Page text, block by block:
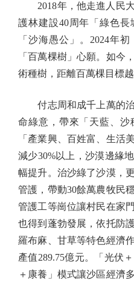
2018年，他走進人民大
護林建設40周年「綠色
「沙海愚公」。2024年
「百萬棵樹」心願。如今
術種樹，距離百萬棵目標越
付志周和成千上萬的治
命綠意，帶來「天藍、
「產業興、百姓富、生活
減少30%以上，沙漠邊緣
幅提升。治沙綠了沙漠，
管護，帶動30餘萬農牧民
管護工等崗位讓村民在家
也得到蓬勃發展，依托防
羅布麻、甘草等特色經濟
產值289.75億元。「光伏
＋康養」模式讓沙區經濟